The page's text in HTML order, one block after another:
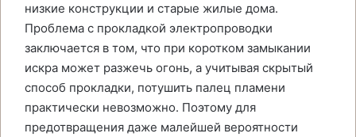
низкие конструкции и старые жилые дома.
Проблема с прокладкой электропроводки
заключается в том, что при коротком замыкании
искра может разжечь огонь, а учитывая скрытый
способ прокладки, потушить палец пламени
практически невозможно. Поэтому для
предотвращения даже малейшей вероятности